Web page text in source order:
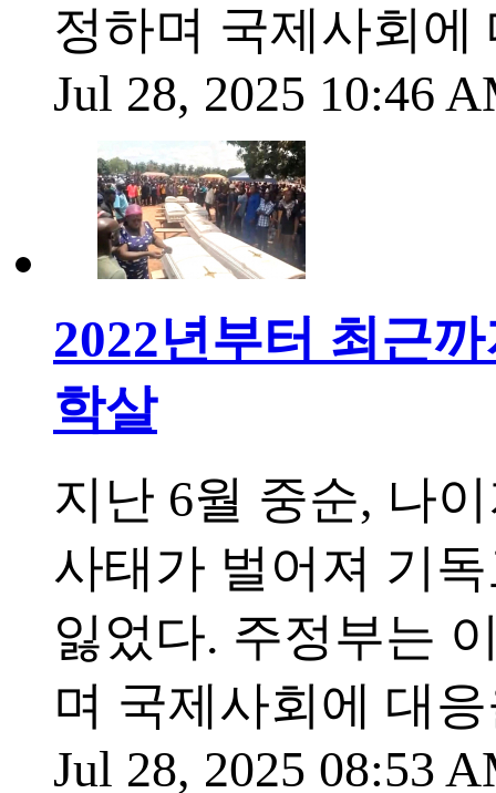
정하며 국제사회
Jul 28, 2025 10:46
2022년부터 최근
학살
지난 6월 중순, 나
사태가 벌어져 기
잃었다. 주정부는
며 국제사회에 대
Jul 28, 2025 08:53